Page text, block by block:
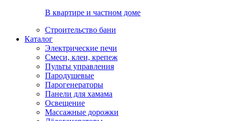
В квартире и частном доме
Строительство бани
Каталог
Электрические печи
Смеси, клеи, крепеж
Пульты управления
Пародушевые
Парогенераторы
Панели для хамама
Освещение
Массажные дорожки